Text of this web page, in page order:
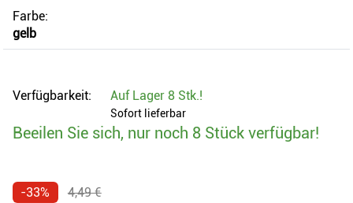
Farbe:
gelb
Verfügbarkeit: Auf Lager 8 Stk.!
Sofort lieferbar
Beeilen Sie sich, nur noch 8 Stück verfügbar!
-33% 4,49 €